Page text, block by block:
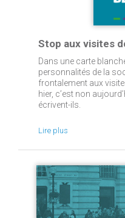
Stop aux visites
Dans une carte
personnalités de la
frontalement aux
hier, c’est non
écrivent-ils.
Lire plus